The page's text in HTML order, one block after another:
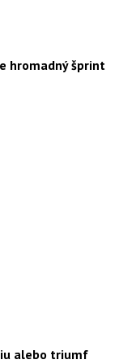
hromadný šprint
alebo triumf